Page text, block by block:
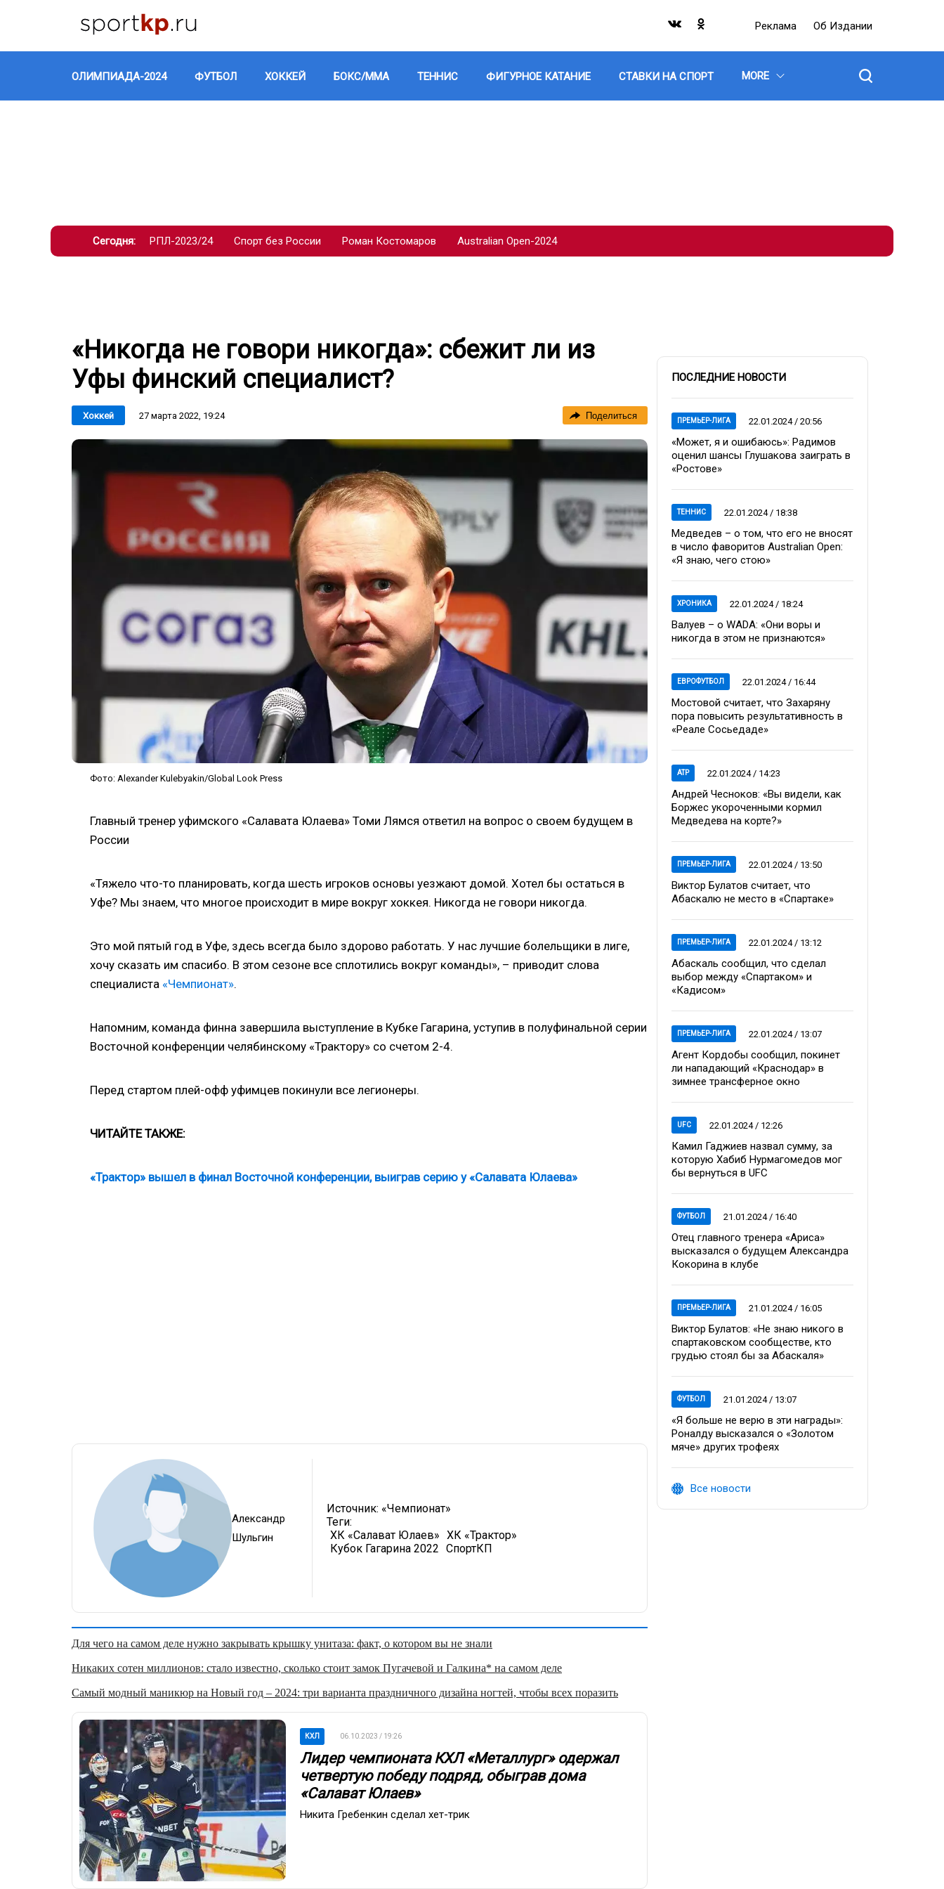
Реклама Об Издании
ОЛИМПИАДА-2024 ФУТБОЛ ХОККЕЙ БОКС/ММА ТЕННИС ФИГУРНОЕ КАТАНИЕ СТАВКИ НА СПОРТ MORE
Сегодня: РПЛ-2023/24 Спорт без России Роман Костомаров Australian Open-2024
«Никогда не говори никогда»: сбежит ли из
Уфы финский специалист?
Хоккей 27 марта 2022, 19:24 Поделиться
Фото: Alexander Kulebyakin/Global Look Press
Главный тренер уфимского «Салавата Юлаева» Томи Лямся ответил на вопрос о своем будущем в
России
«Тяжело что-то планировать, когда шесть игроков основы уезжают домой. Хотел бы остаться в
Уфе? Мы знаем, что многое происходит в мире вокруг хоккея. Никогда не говори никогда.
Это мой пятый год в Уфе, здесь всегда было здорово работать. У нас лучшие болельщики в лиге,
хочу сказать им спасибо. В этом сезоне все сплотились вокруг команды», – приводит слова
специалиста «Чемпионат».
Напомним, команда финна завершила выступление в Кубке Гагарина, уступив в полуфинальной серии
Восточной конференции челябинскому «Трактору» со счетом 2-4.
Перед стартом плей-офф уфимцев покинули все легионеры.
ЧИТАЙТЕ ТАКЖЕ:
«Трактор» вышел в финал Восточной конференции, выиграв серию у «Салавата Юлаева»
Александр
Шульгин
Источник: «Чемпионат»
Теги:
ХК «Салават Юлаев» ХК «Трактор»
Кубок Гагарина 2022 СпортКП
Для чего на самом деле нужно закрывать крышку унитаза: факт, о котором вы не знали
Никаких сотен миллионов: стало известно, сколько стоит замок Пугачевой и Галкина* на самом деле
Самый модный маникюр на Новый год – 2024: три варианта праздничного дизайна ногтей, чтобы всех поразить
КХЛ 06.10.2023 / 19:26
Лидер чемпионата КХЛ «Металлург» одержал
четвертую победу подряд, обыграв дома
«Салават Юлаев»
Никита Гребенкин сделал хет-трик
ПОСЛЕДНИЕ НОВОСТИ
ПРЕМЬЕР-ЛИГА 22.01.2024 / 20:56
«Может, я и ошибаюсь»: Радимов
оценил шансы Глушакова заиграть в
«Ростове»
ТЕННИС 22.01.2024 / 18:38
Медведев – о том, что его не вносят
в число фаворитов Australian Open:
«Я знаю, чего стою»
ХРОНИКА 22.01.2024 / 18:24
Валуев – о WADA: «Они воры и
никогда в этом не признаются»
ЕВРОФУТБОЛ 22.01.2024 / 16:44
Мостовой считает, что Захаряну
пора повысить результативность в
«Реале Сосьедаде»
ATP 22.01.2024 / 14:23
Андрей Чесноков: «Вы видели, как
Боржес укороченными кормил
Медведева на корте?»
ПРЕМЬЕР-ЛИГА 22.01.2024 / 13:50
Виктор Булатов считает, что
Абаскалю не место в «Спартаке»
ПРЕМЬЕР-ЛИГА 22.01.2024 / 13:12
Абаскаль сообщил, что сделал
выбор между «Спартаком» и
«Кадисом»
ПРЕМЬЕР-ЛИГА 22.01.2024 / 13:07
Агент Кордобы сообщил, покинет
ли нападающий «Краснодар» в
зимнее трансферное окно
UFC 22.01.2024 / 12:26
Камил Гаджиев назвал сумму, за
которую Хабиб Нурмагомедов мог
бы вернуться в UFC
ФУТБОЛ 21.01.2024 / 16:40
Отец главного тренера «Ариса»
высказался о будущем Александра
Кокорина в клубе
ПРЕМЬЕР-ЛИГА 21.01.2024 / 16:05
Виктор Булатов: «Не знаю никого в
спартаковском сообществе, кто
грудью стоял бы за Абаскаля»
ФУТБОЛ 21.01.2024 / 13:07
«Я больше не верю в эти награды»:
Роналду высказался о «Золотом
мяче» других трофеях
Все новости